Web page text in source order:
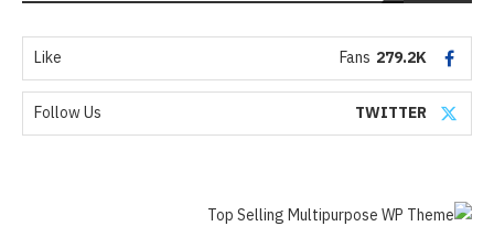
279.2K
Fans
Like
TWITTER
Follow Us